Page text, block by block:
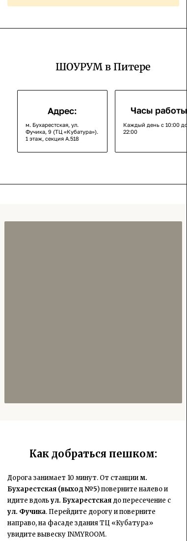
ШОУРУМ в Питере
Адрес:
м. Бухарестская, ул.
Фучика, 9 (ТЦ «Кубатура»).
1 этаж, секция А.518
Часы работы:
Каждый день с 10:00 до
22:00
Как добраться пешком:
Дорога занимает 10 минут. От станциим.
Бухарестская (выход №5) поверните налево и
идите вдольул. Бухарестская до пересечение с
ул. Фучика. Перейдите дорогу и поверните
направо, на фасаде здания ТЦ «Кубатура»
увидите вывеску INMYROOM.